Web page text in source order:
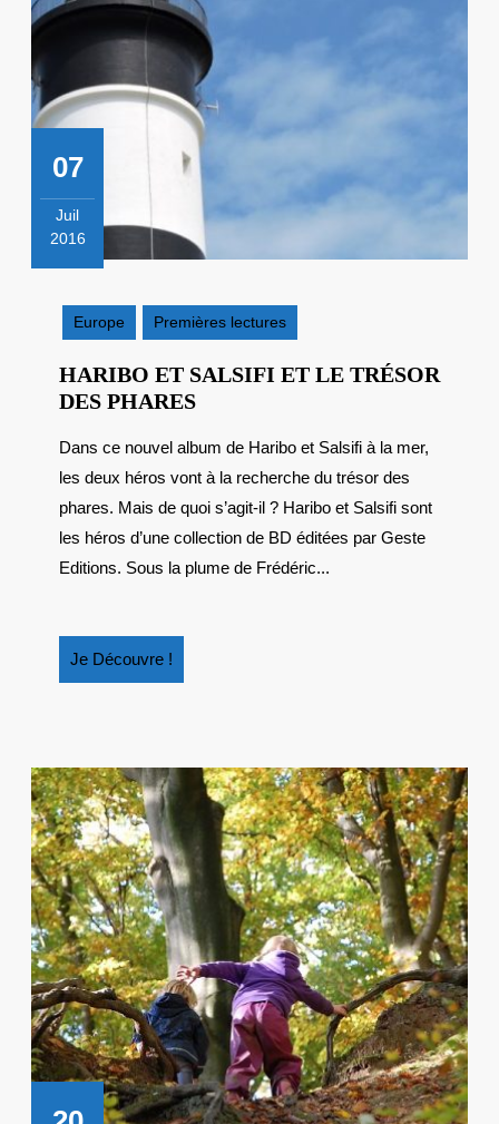
07
Juil
2016
2016
Europe
Premières lectures
HARIBO ET SALSIFI ET LE TRÉSOR
DES PHARESHARIBO
SALSIFI
ET
LE
TRÉSOR
DES
Dans ce nouvel album de Haribo et Salsifi à la mer,
les deux héros vont à la recherche du trésor des
phares. Mais de quoi s’agit-il ? Haribo et Salsifi sont
les héros d’une collection de BD éditées par Geste
Editions. Sous la plume de Frédéric...
Je Découvre !
Découvre